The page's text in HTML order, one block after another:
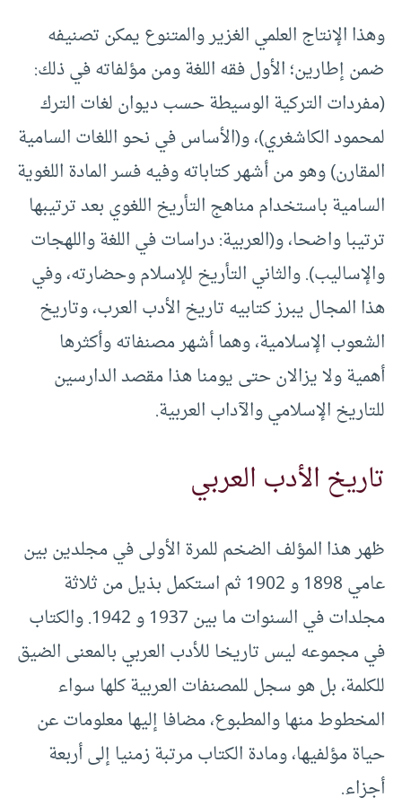
وهذا الإنتاج العلمي الغزير والمتنوع يمكن تصنيفه
ضمن إطارين؛ الأول فقه اللغة ومن مؤلفاته في ذلك:
(مفردات التركية الوسيطة حسب ديوان لغات الترك
لمحمود الكاشغري)، و(الأساس في نحو اللغات السامية
المقارن) وهو من أشهر كتاباته وفيه فسر المادة اللغوية
السامية باستخدام مناهج التأريخ اللغوي بعد ترتيبها
ترتيبا واضحا، و(العربية: دراسات في اللغة واللهجات
والإساليب). والثاني التأريخ للإسلام وحضارته، وفي
هذا المجال يبرز كتابيه تاريخ الأدب العرب، وتاريخ
الشعوب الإسلامية، وهما أشهر مصنفاته وأكثرها
أهمية ولا يزالان حتى يومنا هذا مقصد الدارسين
للتاريخ الإسلامي والآداب العربية.
تاريخ الأدب العربي
ظهر هذا المؤلف الضخم للمرة الأولى في مجلدين بين
عامي 1898 و 1902 ثم استكمل بذيل من ثلاثة
مجلدات في السنوات ما بين 1937 و 1942. والكتاب
في مجموعه ليس تاريخا للأدب العربي بالمعنى الضيق
للكلمة، بل هو سجل للمصنفات العربية كلها سواء
المخطوط منها والمطبوع، مضافا إليها معلومات عن
حياة مؤلفيها، ومادة الكتاب مرتبة زمنيا إلى أربعة
أجزاء.